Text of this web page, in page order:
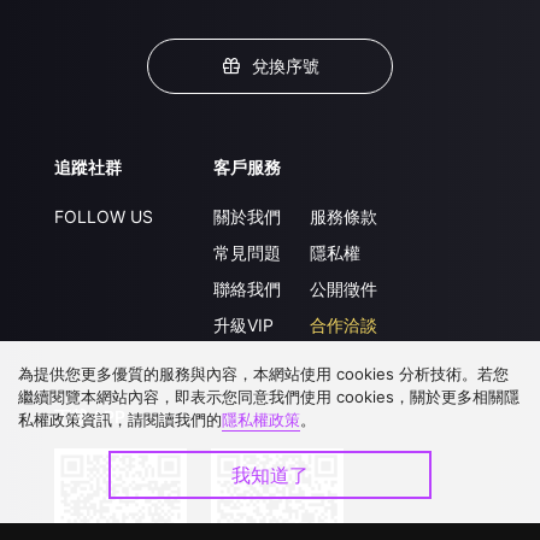
兌換序號
追蹤社群
FOLLOW US
客戶服務
關於我們
常見問題
聯絡我們
升級VIP
服務條款
隱私權
公開徵件
合作洽談
下載 APP
為提供您更多優質的服務與內容，本網站使用 cookies 分析技術。若您
繼續閱覽本網站內容，即表示您同意我們使用 cookies，關於更多相關隱
私權政策資訊，請閱讀我們的隱私權政策。
我知道了